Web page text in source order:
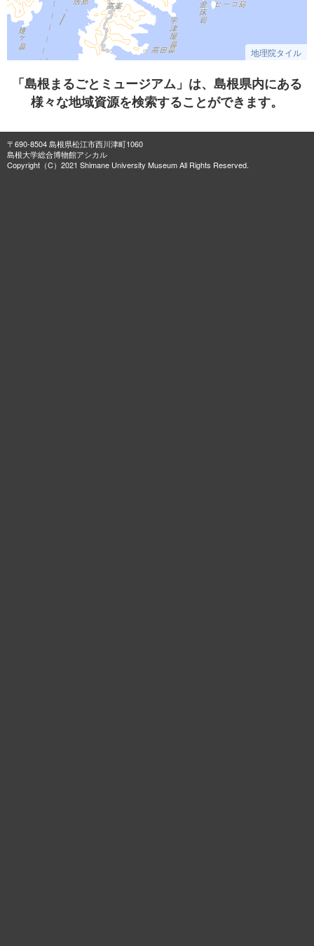
地理院タイル
「島根まるごとミュージアム」は、島根県内にある
様々な地域資源を検索することができます。
〒690-8504 島根県松江市西川津町1060
島根大学総合博物館アシカル
Copyright（C）2021 Shimane University Museum All Rights Reserved.